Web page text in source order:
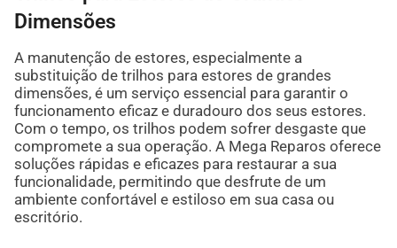
Dimensões
A manutenção de estores, especialmente a
substituição de trilhos para estores de grandes
dimensões, é um serviço essencial para garantir o
funcionamento eficaz e duradouro dos seus estores.
Com o tempo, os trilhos podem sofrer desgaste que
compromete a sua operação. A Mega Reparos oferece
soluções rápidas e eficazes para restaurar a sua
funcionalidade, permitindo que desfrute de um
ambiente confortável e estiloso em sua casa ou
escritório.